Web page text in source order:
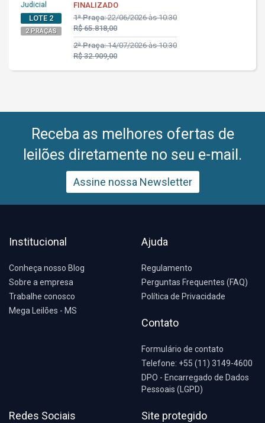
Judicial
LOTE 2
2 PRAÇAS
FINALIZADO
1ª Praça:22/06/2026 às 10:30
R$ 65.818,00
2ª Praça:14/07/2026 às 10:30
R$ 32.909,00
Receba as melhores ofertas de
leilões diretamente no seu e-mail.
Assine nossa Newsletter
Institucional
Conheça nosso Blog
Sobre a empresa
Trabalhe conosco
Mega Leilões - MS
Ajuda
Regulamento
Perguntas Frequentes (FAQ)
Política de Privacidade
Contato
Formulário de contato
Telefone: +55 (11) 3149-4600
DPO - Encarregado de Dados
Pessoais (LGPD)
Redes Sociais Site protegido